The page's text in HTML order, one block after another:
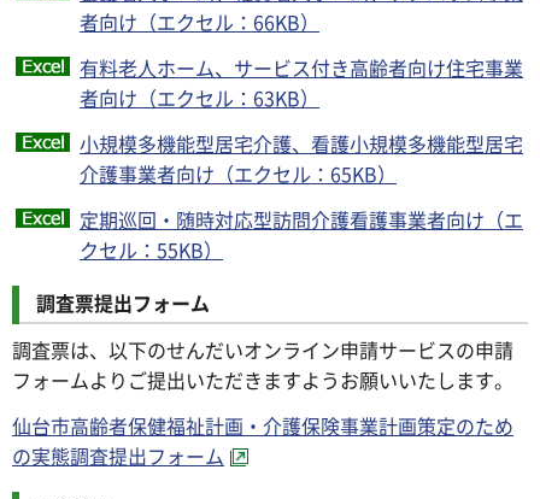
者向け（エクセル：66KB）
有料老人ホーム、サービス付き高齢者向け住宅事業
者向け（エクセル：63KB）
小規模多機能型居宅介護、看護小規模多機能型居宅
介護事業者向け（エクセル：65KB）
定期巡回・随時対応型訪問介護看護事業者向け（エ
クセル：55KB）
調査票提出フォーム
調査票は、以下のせんだいオンライン申請サービスの申請
フォームよりご提出いただきますようお願いいたします。
仙台市高齢者保健福祉計画・介護保険事業計画策定のため
の実態調査提出フォーム